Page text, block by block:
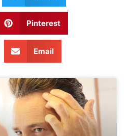
Pinterest
Email